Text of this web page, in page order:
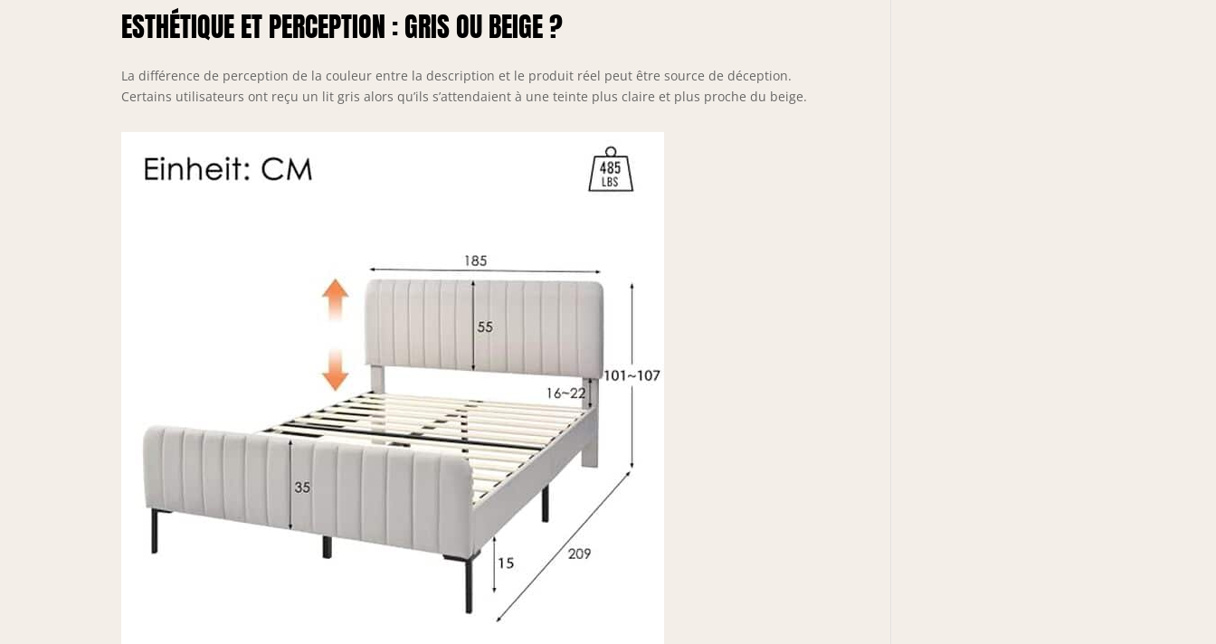
ESTHÉTIQUE ET PERCEPTION : GRIS OU BEIGE ?
La différence de perception de la couleur entre la description et le produit réel peut être source de déception.
Certains utilisateurs ont reçu un lit gris alors qu’ils s’attendaient à une teinte plus claire et plus proche du beige.